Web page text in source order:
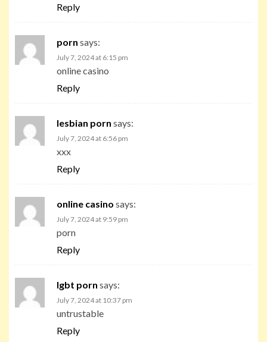
Reply
porn says:
July 7, 2024 at 6:15 pm
online casino
Reply
lesbian porn says:
July 7, 2024 at 6:56 pm
xxx
Reply
online casino says:
July 7, 2024 at 9:59 pm
porn
Reply
lgbt porn says:
July 7, 2024 at 10:37 pm
untrustable
Reply